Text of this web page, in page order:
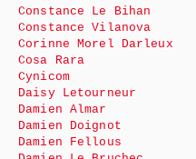
Constance Le Bihan
Constance Vilanova
Corinne Morel Darleux
Cosa Rara
Cynicom
Daisy Letourneur
Damien Almar
Damien Doignot
Damien Fellous